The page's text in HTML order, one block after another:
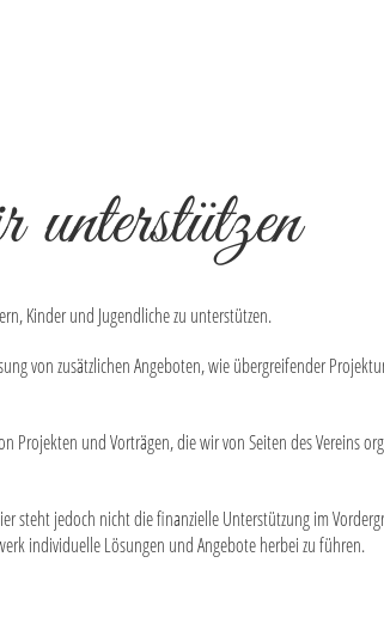
Kinder und Jugendliche zu unterstützen.
von zusätzlichen Angeboten, wie übergreifender
Projekten und Vorträgen, die wir von Seiten des Vereins
steht jedoch nicht die finanzielle Unterstützung im
individuelle Lösungen und Angebote herbei zu führen.